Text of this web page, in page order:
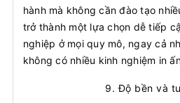
hành mà không cần đào tạo
trở thành một lựa chọn dễ tiếp
nghiệp ở mọi quy mô, ngay cả
không có nhiều kinh nghiệm in
9.Độ bền và